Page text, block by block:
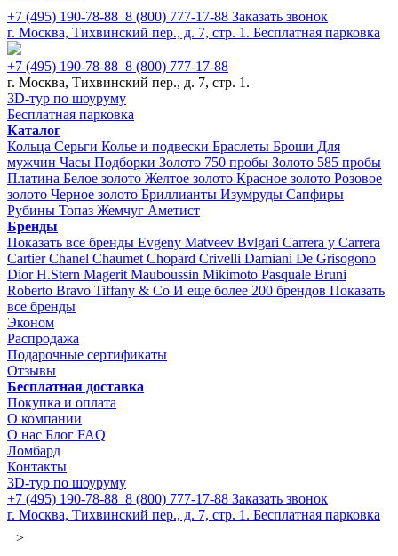
+7 (495) 190-78-88 8 (800) 777-17-88 Заказать звонок
г. Москва, Тихвинский пер., д. 7, стр. 1. Бесплатная парковка
+7 (495) 190-78-88 8 (800) 777-17-88
г. Москва, Тихвинский пер., д. 7, стр. 1.
3D-тур по шоуруму
Бесплатная парковка
Каталог
Кольца Серьги Колье и подвески Браслеты Броши Для
мужчин Часы Подборки Золото 750 пробы Золото 585 пробы
Платина Белое золото Желтое золото Красное золото Розовое
золото Черное золото Бриллианты Изумруды Сапфиры
Рубины Топаз Жемчуг Аметист
Бренды
Показать все бренды Evgeny Matveev Bvlgari Carrera y Carrera
CartierChanel Chaumet Chopard Crivelli Damiani De Grisogono
DiorH.Stern Magerit Mauboussin Mikimoto Pasquale Bruni
Roberto Bravo Tiffany & Co И еще более 200 брендов Показать
все бренды
Эконом
Распродажа
Подарочные сертификаты
Отзывы
Бесплатная доставка
Покупка и оплата
О компании
О нас Блог FAQ
Ломбард
Контакты
3D-тур по шоуруму
+7 (495) 190-78-88 8 (800) 777-17-88 Заказать звонок
г. Москва, Тихвинский пер., д. 7, стр. 1. Бесплатная парковка
>